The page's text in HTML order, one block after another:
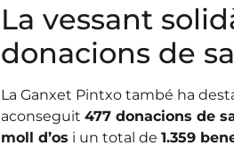
La vessant
donacions de
La Ganxet Pintxo també ha
aconseguit 477 donacions de
moll d’os i un total de 1.359